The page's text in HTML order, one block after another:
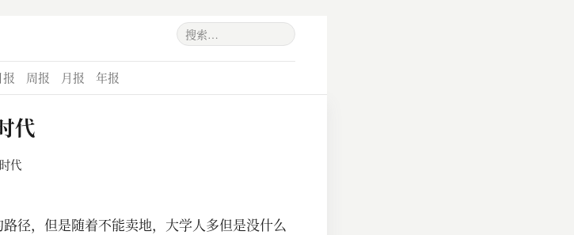
报 周报 月报 年报
代
代
径，但是随着不能卖地，大学人多但是没什么